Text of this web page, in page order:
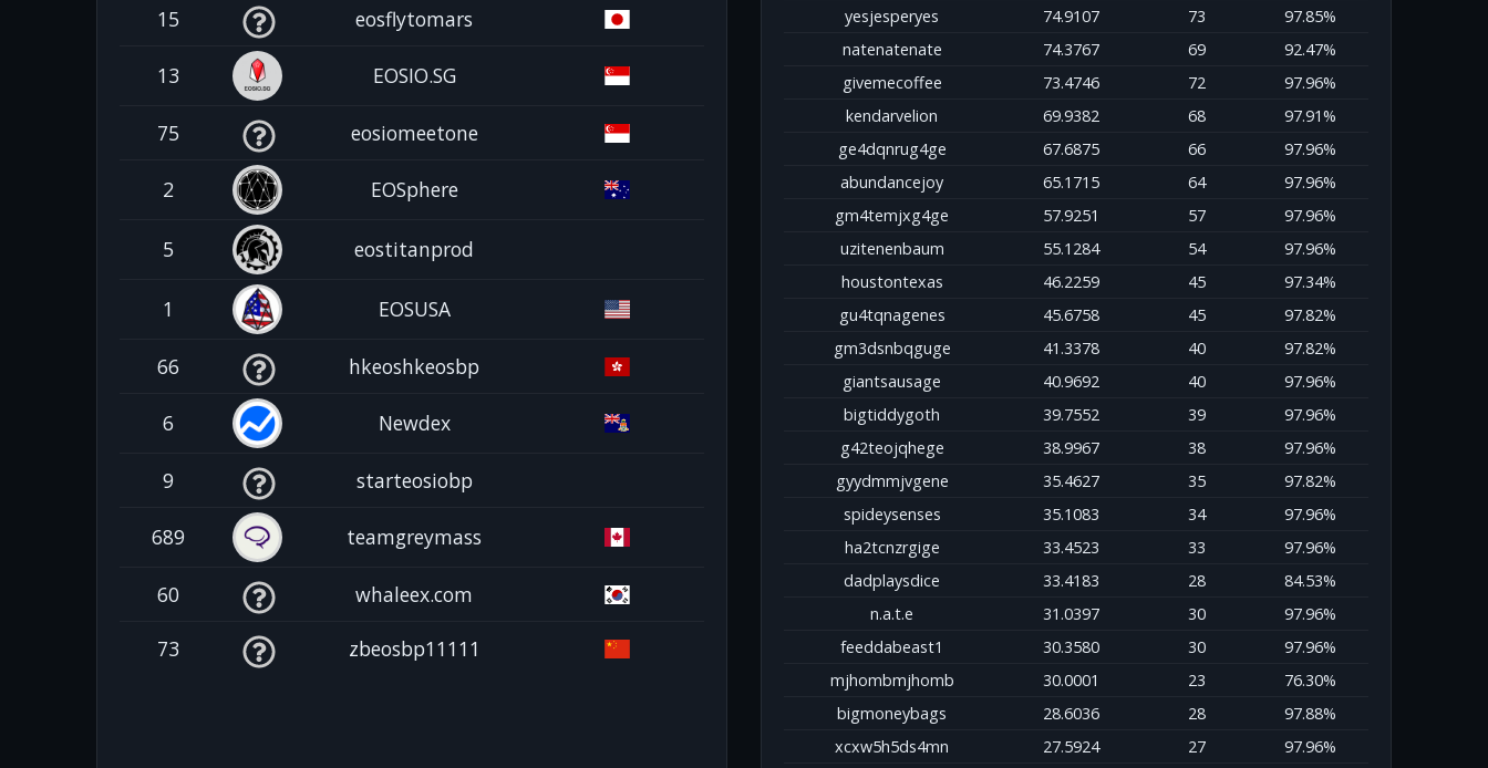
15 eosflytomars
13 EOSIO.SG
75 eosiomeetone
2 EOSphere
5 eostitanprod
1 EOSUSA
66 hkeoshkeosbp
6 Newdex
9 starteosiobp
689 teamgreymass
60 whaleex.com
73 zbeosbp11111
yesjesperyes
74.9107 73
97.85%
natenatenate
74.3767 69
92.47%
givemecoffee
73.4746 72
97.96%
kendarvelion
69.9382 68
97.91%
ge4dqnrug4ge
67.6875 66
97.96%
abundancejoy
65.1715 64
97.96%
gm4temjxg4ge
57.9251 57
97.96%
uzitenenbaum
55.1284 54
97.96%
houstontexas
46.2259 45
97.34%
gu4tqnagenes
45.6758 45
97.82%
gm3dsnbqguge
41.3378 40
97.82%
giantsausage
40.9692 40
97.96%
bigtiddygoth
39.7552 39
97.96%
g42teojqhege
38.9967 38
97.96%
gyydmmjvgene
35.4627 35
97.82%
spideysenses
35.1083 34
97.96%
ha2tcnzrgige
33.4523 33
97.96%
dadplaysdice
33.4183 28
84.53%
n.a.t.e
31.0397 30
97.96%
feeddabeast1
30.3580 30
97.96%
mjhombmjhomb
30.0001 23
76.30%
bigmoneybags
28.6036 28
97.88%
xcxw5h5ds4mn
27.5924 27
97.96%